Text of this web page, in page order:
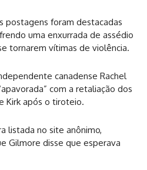
postagens foram destacadas
uma enxurrada de assédio
tornarem vítimas de violência.
canadense Rachel
com a retaliação dos
Kirk após o tiroteio.
listada no site anônimo,
Gilmore disse que esperava